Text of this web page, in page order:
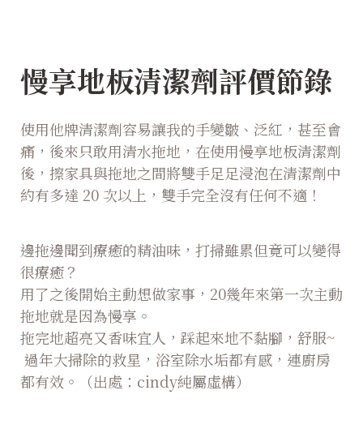
慢享地板清潔劑評價節錄
使用他牌清潔劑容易讓我的手變皺、泛紅，甚至會
痛，後來只敢用清水拖地，在使用慢享地板清潔劑
後，擦家具與拖地之間將雙手足足浸泡在清潔劑中
約有多達 20 次以上，雙手完全沒有任何不適！
邊拖邊聞到療癒的精油味，打掃雖累但竟可以變得
很療癒？
用了之後開始主動想做家事，20幾年來第一次主動
拖地就是因為慢享。
拖完地超亮又香味宜人，踩起來地不黏腳，舒服~
過年大掃除的救星，浴室除水垢都有感，連廚房
都有效。（出處： cindy純屬虛構）